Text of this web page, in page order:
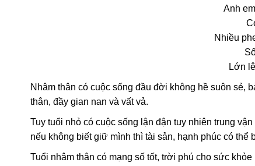
Anh
Nhiều
Lớn
Nhâm thân có cuộc sống đầu đời không hề suôn sẻ,
thân, đầy gian nan và vất vả.
Tuy tuổi nhỏ có cuộc sống lận đận tuy nhiên trung
nếu không biết giữ mình thì tài sản, hạnh phúc có thể
Tuổi nhâm thân có mạng số tốt, trời phú cho sức